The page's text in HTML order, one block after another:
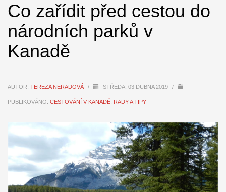
Co zařídit před cestou do
národních parků v
Kanadě
AUTOR: TEREZA NERADOVÁ / STŘEDA, 03 DUBNA 2019 /
PUBLIKOVÁNO: CESTOVÁNÍ V KANADĚ RADY A TIPY